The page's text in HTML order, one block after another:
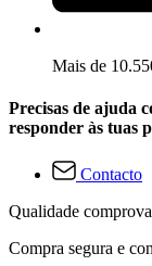
Mais de
Precisas de ajuda
responder às tuas
Contacto
Qualidade
Compra segura e